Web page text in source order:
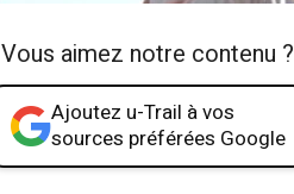
Vous aimez notre contenu ?
Ajoutez u-Trail à vos
sources préférées Google